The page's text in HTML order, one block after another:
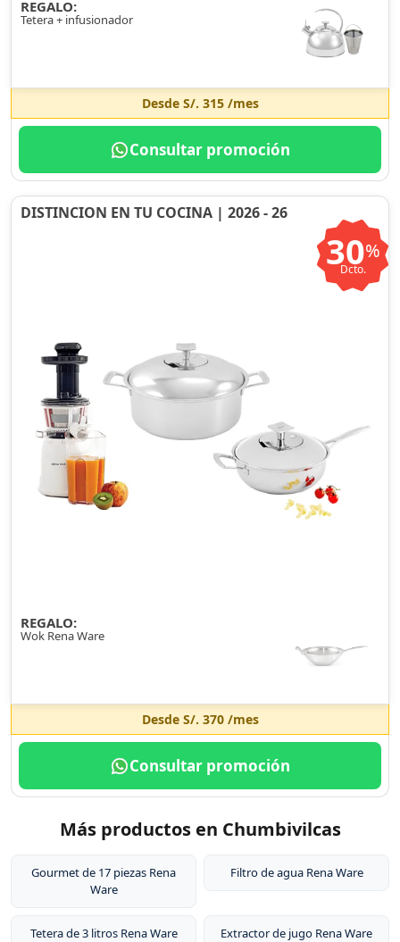
REGALO:
Tetera + infusionador
Desde S/. 315/mes
Consultar promoción
DISTINCION EN TU COCINA | 2026 - 26
30%
Dcto.
REGALO:
Wok Rena Ware
Desde S/. 370/mes
Consultar promoción
Más productos en Chumbivilcas
Gourmet de 17 piezas Rena
Ware
Filtro de agua Rena Ware
Tetera de 3 litros Rena Ware Extractor de jugo Rena Ware